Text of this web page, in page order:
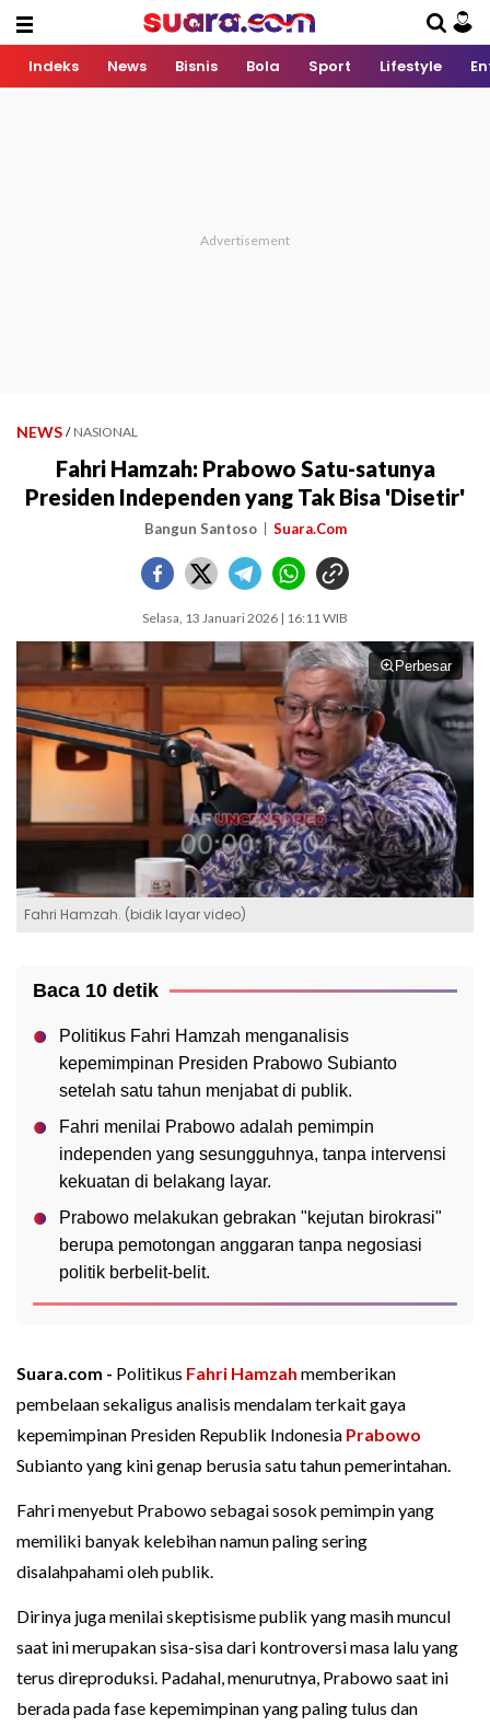
Indeks News Bisnis Bola Sport Lifestyle
NEWS / NASIONAL
Fahri Hamzah: Prabowo Satu-satunya
Presiden Independen yang Tak Bisa 'Disetir'
Bangun Santoso Suara.Com
Selasa, 13 Januari 2026 | 16:11 WIB
Perbesar
Fahri Hamzah. (bidik layar video)
Baca 10 detik
Politikus Fahri Hamzah menganalisis
kepemimpinan Presiden Prabowo Subianto
setelah satu tahun menjabat di publik.
Fahri menilai Prabowo adalah pemimpin
independen yang sesungguhnya, tanpa intervensi
kekuatan di belakang layar.
Prabowo melakukan gebrakan "kejutan birokrasi"
berupa pemotongan anggaran tanpa negosiasi
politik berbelit-belit.
Suara.com - Politikus Fahri Hamzah memberikan
pembelaan sekaligus analisis mendalam terkait gaya
kepemimpinan Presiden Republik Indonesia Prabowo
Subianto yang kini genap berusia satu tahun pemerintahan.
Fahri menyebut Prabowo sebagai sosok pemimpin yang
memiliki banyak kelebihan namun paling sering
disalahpahami oleh publik.
Dirinya juga menilai skeptisisme publik yang masih muncul
saat ini merupakan sisa-sisa dari kontroversi masa lalu yang
terus direproduksi. Padahal, menurutnya, Prabowo saat ini
berada pada fase kepemimpinan yang paling tulus dan